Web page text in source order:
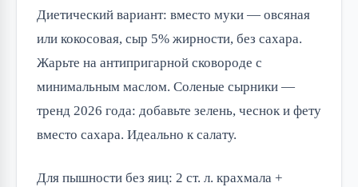
Диетический вариант: вместо муки — овсяная
или кокосовая, сыр 5% жирности, без сахара.
Жарьте на антипригарной сковороде с
минимальным маслом. Соленые сырники —
тренд 2026 года: добавьте зелень, чеснок и фету
вместо сахара. Идеально к салату.
Для пышности без яиц: 2 ст. л. крахмала +